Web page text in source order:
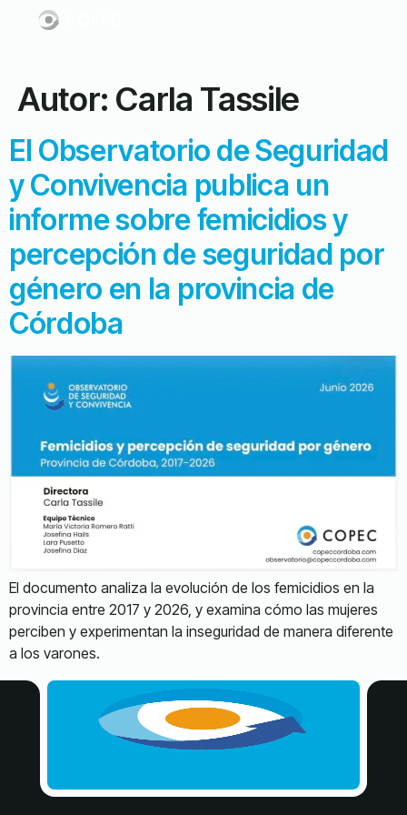
Autor: Carla Tassile
El Observatorio de Seguridad
y Convivencia publica un
informe sobre femicidios y
percepción de seguridad por
género en la provincia de
Córdoba
El documento analiza la evolución de los femicidios en la
provincia entre 2017 y 2026, y examina cómo las mujeres
perciben y experimentan la inseguridad de manera diferente
a los varones.